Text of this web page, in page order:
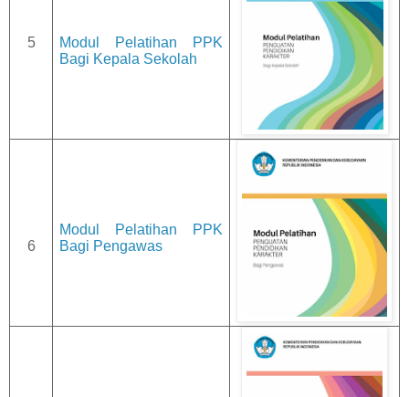
5
Modul Pelatihan PPK
Bagi Kepala Sekolah
6
Modul Pelatihan PPK
Bagi Pengawas